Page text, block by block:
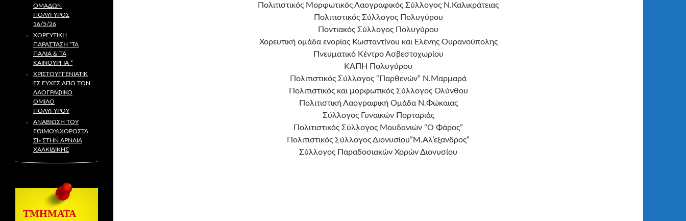
Πολιτιστικός Μορφωτικός Λαογραφικός Σύλλογος Ν.Καλικράτειας
Πολιτιστικός Σύλλογος Πολυγύρου
Ποντιακός Σύλλογος Πολυγύρου
Χορευτική ομάδα ενορίας Κωσταντίνου και Ελένης Ουρανούπολης
Πνευματικό Κέντρο Ασβεστοχωρίου
ΚΑΠΗ Πολυγύρου
Πολιτιστικός Σύλλογος “Παρθενών” Ν.Μαρμαρά
Πολιτιστικός και μορφωτικός Σύλλογος Ολύνθου
Πολιτιστική Λαογραφική Ομάδα Ν.Φώκαιας
Σύλλογος Γυναικών Πορταριάς
Πολιτιστικός Σύλλογος Μουδανιών “Ο Φάρος”
Πολιτιστικός Σύλλογος Διονυσίου”Μ.Αλ’εξανδρος”
Σύλλογος Παραδοσιακών Χορών Διονυσίου
ΟΜΆΔΩΝ
ΠΟΛΎΓΥΡΟΣ
16/5/26
ΧΟΡΕΥΤΙΚΉ
ΠΑΡΆΣΤΑΣΗ “ΤΑ
ΠΑΛΙΆ & ΤΑ
ΚΑΙΝΟΎΡΓΙΑ “
ΧΡΙΣΤΟΥΓΓΕΝΙΑΤΙΚ
ΕΣ ΕΥΧΕΣ ΑΠΟ ΤΟΝ
ΛΑΟΓΡΑΦΙΚΌ
ΌΜΙΛΟ
ΠΟΛΥΓΎΡΟΥ
ΑΝΑΒΙΩΣΗ ΤΟΥ
ΕΘΙΜΟΥ«ΧΟΡΟΣΤΆ
ΣΙ» ΣΤΗΝ ΑΡΝΑΙΑ
ΧΑΛΚΙΔΙΚΗΣ
ΤΜΗΜΑΤΑ